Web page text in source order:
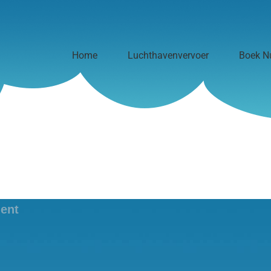
Home Luchthavenvervoer Boek